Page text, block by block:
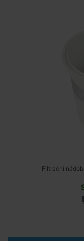
Filtrační